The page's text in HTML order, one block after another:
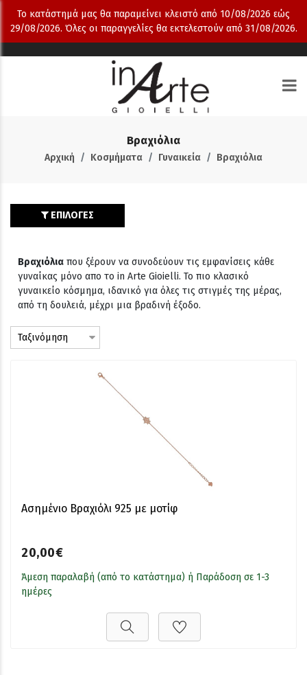
Το κατάστημά μας θα παραμείνει κλειστό από 10/08/2026 εώς
29/08/2026. Όλες οι παραγγελίες θα εκτελεστούν από 31/08/2026.
Βραχιόλια
Αρχική Κοσμήματα Γυναικεία Βραχιόλια
ΕΠΙΛΟΓΕΣ
Βραχιόλιαπου ξέρουν να συνοδεύουν τις εμφανίσεις κάθε
γυναίκας μόνο απο το in Arte Gioielli. Το πιο κλασικό
γυναικείο κόσμημα, ιδανικό για όλες τις στιγμές της μέρας,
από τη δουλειά, μέχρι μια βραδινή έξοδο.
Ασημένιο Βραχιόλι 925 με μοτίφ
20,00€
Άμεση παραλαβή (από το κατάστημα) ή Παράδοση σε 1-3
ημέρες